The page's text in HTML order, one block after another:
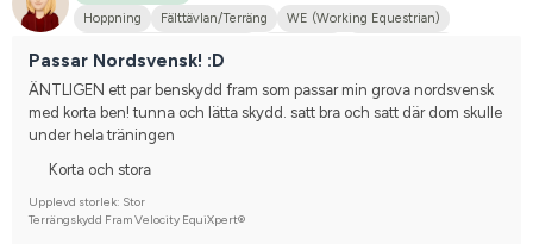
Hoppning
Fälttävlan/Terräng
WE (Working Equestrian)
Passar Nordsvensk! :D
ÄNTLIGEN ett par benskydd fram som passar min grova nordsvensk
med korta ben! tunna och lätta skydd. satt bra och satt där dom skulle
under hela träningen
Korta och stora
Upplevd storlek: Stor
Terrängskydd Fram Velocity EquiXpert®